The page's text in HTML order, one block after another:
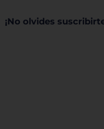
¡No olvides